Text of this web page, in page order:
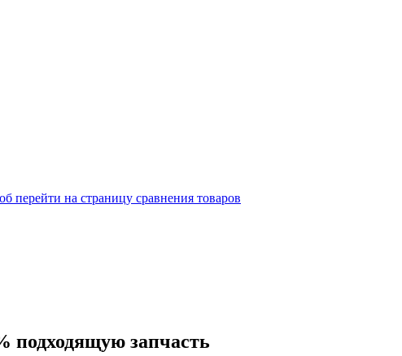
перейти на страницу сравнения товаров
подходящую запчасть